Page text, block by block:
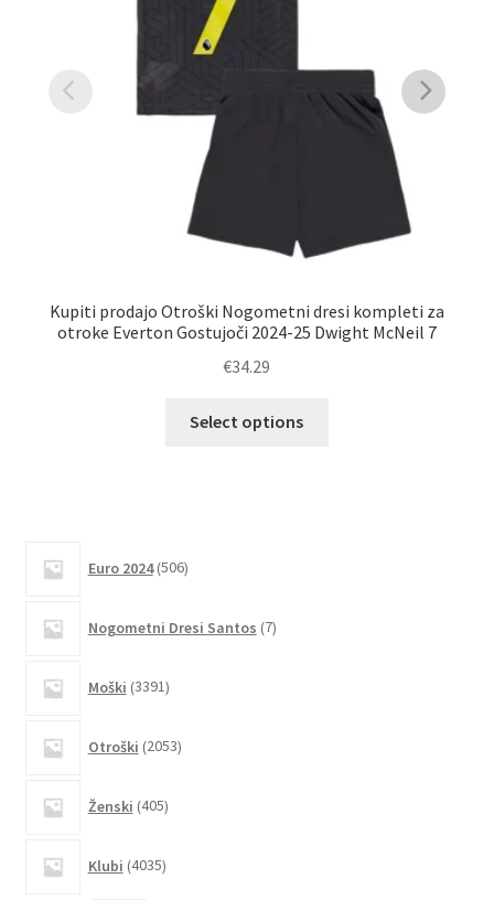
Kupiti prodajo Otroški Nogometni dresi kompleti za
otroke Everton Gostujoči 2024-25 Dwight McNeil 7
€34.29
Select options
Euro 2024 506izdelkov
Nogometni Dresi Santos 7izdelkov
Moški 3391izdelkov
Otroški 2053izdelkov
Ženski 405izdelkov
Klubi 4035izdelkov